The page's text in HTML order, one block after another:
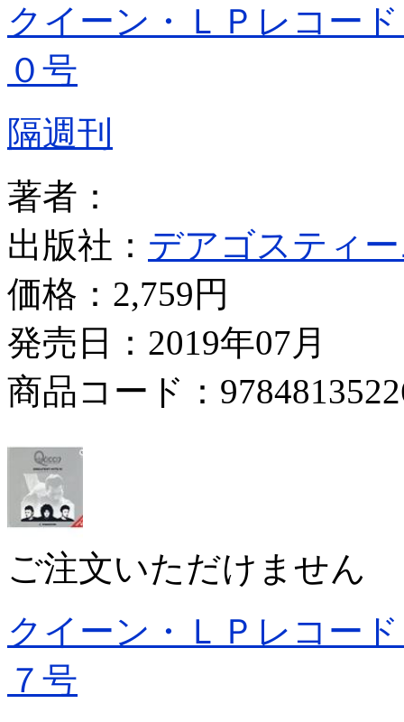
クイーン・ＬＰレコー
０号
隔週刊
著者：
出版社： デアゴスティ
価格： 2,759円
発売日：2019年07月
商品コード：
ご注文いただけません
クイーン・ＬＰレコー
７号